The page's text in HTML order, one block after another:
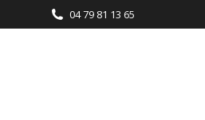
04 79 81 13 65